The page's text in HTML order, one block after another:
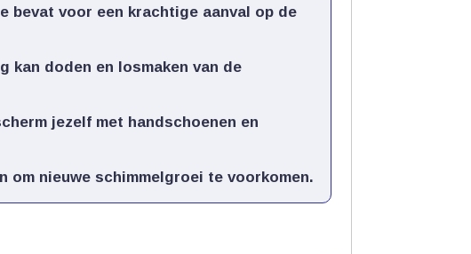
bevat voor een krachtige aanval op de
kan doden en losmaken van de
jezelf met handschoenen en
nieuwe schimmelgroei te voorkomen.​